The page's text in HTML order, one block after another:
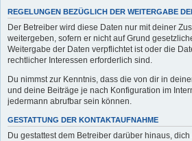
REGELUNGEN BEZÜGLICH DER WEITERGABE
Der Betreiber wird diese Daten nur mit deiner
weitergeben, sofern er nicht auf Grund
Weitergabe der Daten verpflichtet ist oder die
rechtlicher Interessen erforderlich sind.
Du nimmst zur Kenntnis, dass die von dir in
und deine Beiträge je nach Konfiguration im
jedermann abrufbar sein können.
GESTATTUNG DER KONTAKTAUFNAHME
Du gestattest dem Betreiber darüber hinaus,